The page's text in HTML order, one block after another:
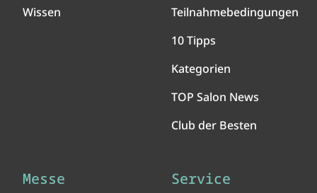
Wissen
Teilnahmebedingungen
10 Tipps
Kategorien
TOP Salon News
Club der Besten
Messe Service